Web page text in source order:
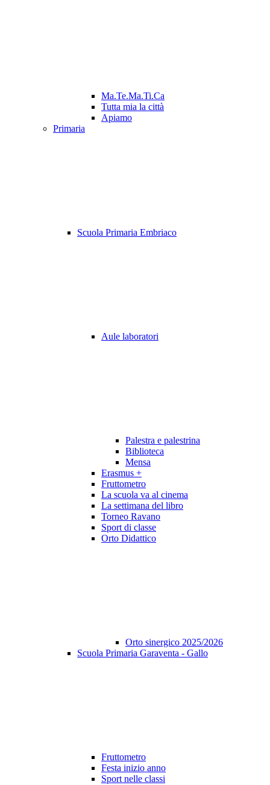
Ma.Te.Ma.Ti.Ca
Tutta mia la città
Apiamo
Primaria
Scuola Primaria Embriaco
Aule laboratori
Palestra e palestrina
Biblioteca
Mensa
Erasmus +
Fruttometro
La scuola va al cinema
La settimana del libro
Torneo Ravano
Sport di classe
Orto Didattico
Orto sinergico 2025/2026
Scuola Primaria Garaventa - Gallo
Fruttometro
Festa inizio anno
Sport nelle classi